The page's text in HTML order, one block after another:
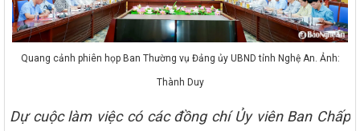
Quang cảnh phiên họp Ban Thường vụ Đảng ủy UBND tỉnh Nghệ An. Ảnh:
Thành Duy
Dự cuộc làm việc có các đồng chí Ủy viên Ban Chấp